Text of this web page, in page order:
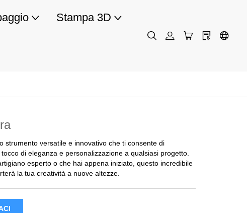
Stampa 3D
strumento versatile e innovativo che ti consente di
di eleganza e personalizzazione a qualsiasi progetto.
esperto o che hai appena iniziato, questo incredibile
la tua creatività a nuove altezze.